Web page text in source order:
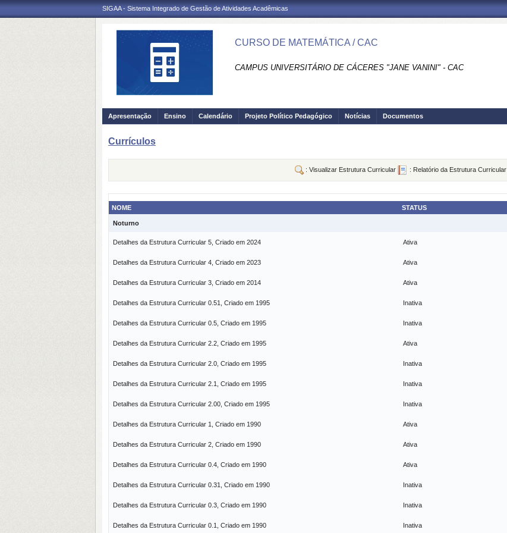
SIGAA - Sistema Integrado de Gestão de Atividades Acadêmicas
CURSO DE MATEMÁTICA / CAC
CAMPUS UNIVERSITÁRIO DE CÁCERES "JANE VANINI" - CAC
Apresentação Ensino Calendário Projeto Político Pedagógico Notícias Documentos
Currículos
: Visualizar Estrutura Curricular : Relatório da Estrutura Curricular
NOME STATUS
Noturno
Detalhes da Estrutura Curricular 5, Criado em 2024 Ativa
Detalhes da Estrutura Curricular 4, Criado em 2023 Ativa
Detalhes da Estrutura Curricular 3, Criado em 2014 Ativa
Detalhes da Estrutura Curricular 0.51, Criado em 1995 Inativa
Detalhes da Estrutura Curricular 0.5, Criado em 1995 Inativa
Detalhes da Estrutura Curricular 2.2, Criado em 1995 Ativa
Detalhes da Estrutura Curricular 2.0, Criado em 1995 Inativa
Detalhes da Estrutura Curricular 2.1, Criado em 1995 Inativa
Detalhes da Estrutura Curricular 2.00, Criado em 1995 Inativa
Detalhes da Estrutura Curricular 1, Criado em 1990 Ativa
Detalhes da Estrutura Curricular 2, Criado em 1990 Ativa
Detalhes da Estrutura Curricular 0.4, Criado em 1990 Ativa
Detalhes da Estrutura Curricular 0.31, Criado em 1990 Inativa
Detalhes da Estrutura Curricular 0.3, Criado em 1990 Inativa
Detalhes da Estrutura Curricular 0.1, Criado em 1990 Inativa